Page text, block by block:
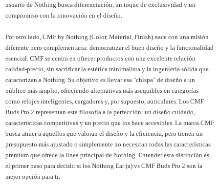
usuario de Nothing busca diferenciación, un toque de exclusividad y un
compromiso con la innovación en el diseño.
Por otro lado, CMF by Nothing (Color, Material, Finish) nace con una misión
diferente pero complementaria: democratizar el buen diseño y la funcionalidad
esencial. CMF se centra en ofrecer productos con una excelente relación
calidad-precio, sin sacrificar la estética minimalista y la ingeniería sólida que
caracterizan a Nothing. Su objetivo es llevar esa "chispa" de diseño a un
público más amplio, ofreciendo alternativas más asequibles en categorías
como relojes inteligentes, cargadores y, por supuesto, auriculares. Los CMF
Buds Pro 2 representan esta filosofía a la perfección: un diseño cuidado,
características competitivas y un precio que los hace accesibles. La marca CMF
busca atraer a aquellos que valoran el diseño y la eficiencia, pero tienen un
presupuesto más ajustado o simplemente no necesitan todas las características
premium que ofrece la línea principal de Nothing. Entender esta distinción es
el primer paso para decidir si los Nothing Ear (a) vs CMF Buds Pro 2 son la
mejor opción para ti.